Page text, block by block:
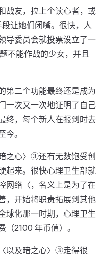
战友，拉上个读心者，或
让她们闭嘴。很快，人
导委员会就投票设立了一
不能作战的少女，并且
第二个功能最终还是成为
一次又一次地证明了自己
终，每个新人在报到时去
。
之心〉③还有无数饱受创
起来。很快心理卫生部就
网络〈，名义上是为了在
，开始将职责拓展到其他
球化那一时期，心理卫生
2100 年币值）。
以及暗之心〉③走得很